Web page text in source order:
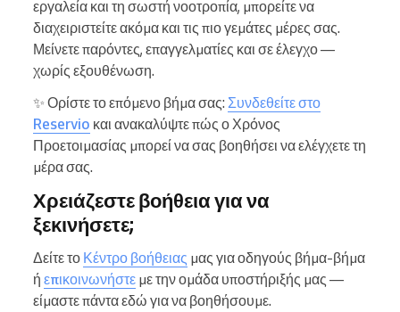
εργαλεία και τη σωστή νοοτροπία, μπορείτε να
διαχειριστείτε ακόμα και τις πιο γεμάτες μέρες σας.
Μείνετε παρόντες, επαγγελματίες και σε έλεγχο —
χωρίς εξουθένωση.
✨ Ορίστε το επόμενο βήμα σας: Συνδεθείτε στο
Reservio και ανακαλύψτε πώς ο Χρόνος
Προετοιμασίας μπορεί να σας βοηθήσει να ελέγχετε τη
μέρα σας.
Χρειάζεστε βοήθεια για να
ξεκινήσετε;
Δείτε το Κέντρο βοήθειας μας για οδηγούς βήμα-βήμα
ή επικοινωνήστε με την ομάδα υποστήριξής μας —
είμαστε πάντα εδώ για να βοηθήσουμε.